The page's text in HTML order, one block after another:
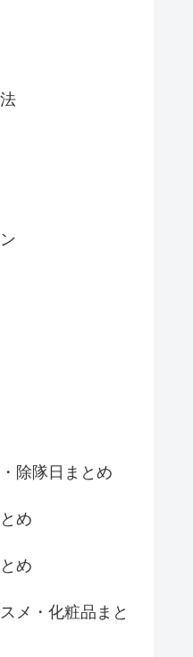
除隊日まとめ
め
め
メ・化粧品まと